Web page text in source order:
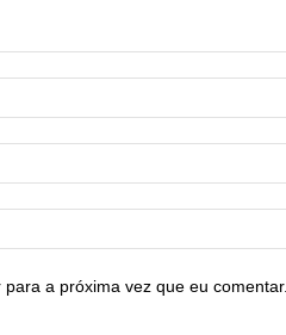
a próxima vez que eu comentar.